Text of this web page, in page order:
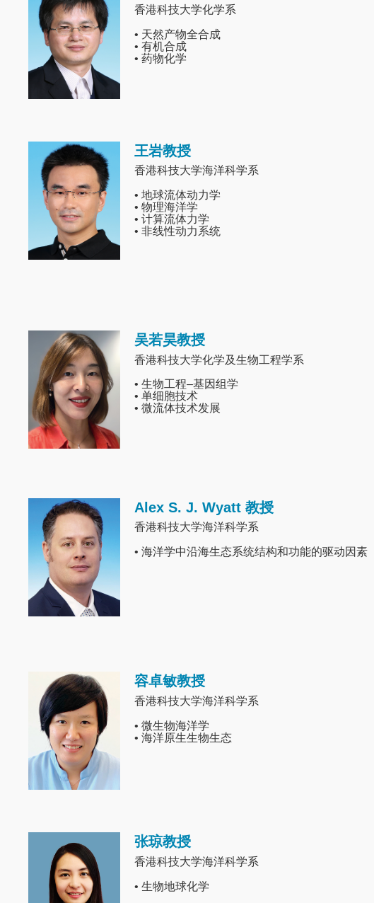
香港科技大学化学系
• 天然产物全合成
• 有机合成
• 药物化学
Image 王岩教授
香港科技大学海洋科学系
• 地球流体动力学
• 物理海洋学
• 计算流体力学
• 非线性动力系统
Image 吴若昊教授
香港科技大学化学及生物工程学系
• 生物工程–基因组学
• 单细胞技术
• 微流体技术发展
Image Alex S. J. Wyatt 教授
香港科技大学海洋科学系
• 海洋学中沿海生态系统结构和功能的驱动因素
Image 容卓敏教授
香港科技大学海洋科学系
• 微生物海洋学
• 海洋原生生物生态
Image 张琼教授
香港科技大学海洋科学系
• 生物地球化学